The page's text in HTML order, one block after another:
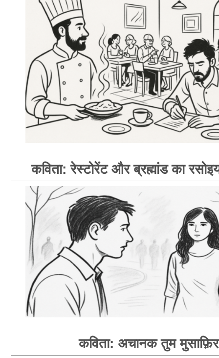
कविता: रेस्टोरेंट और ब्रह्मांड का
कविता: अचानक तुम मुसाफ़िर